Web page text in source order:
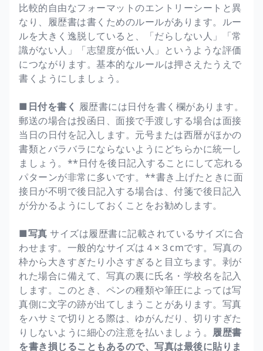
比較的自由なフォーマットのエントリーシートと異
なり、履歴書は書くためのルールがあります。ルー
ルを大きく逸脱していると、「だらしない人」「常
識がない人」「志望度が低い人」というような評価
につながります。基本的なルールは押さえたうえで
書くようにしましょう。
■日付を書く 履歴書には日付を書く欄があります。
郵送の場合は投函日、面接で手渡しする場合は面接
当日の日付を記入します。元号または西暦がほかの
書類とバラバラにならないようにどちらかに統一し
ましょう。**日付を後日記入することにして忘れる
パターンが非常に多いです。**書き上げたときに面
接日が不明で後日記入する場合は、付箋で後日記入
が分かるようにしておくことをお勧めします。
■写真 サイズは履歴書に記載されているサイズに合
わせます。一般的なサイズは４×３cmです。写真の
枠から大きすぎたり小さすぎると目立ちます。剥が
れた場合に備えて、写真の裏に氏名・学校名を記入
します。このとき、ペンの種類や筆圧によっては写
真側に文字の跡が出てしまうことがあります。写真
をハサミで切りとる際は、ゆがんだり、切りすぎた
りしないように細心の注意を払いましょう。 履歴書
を書き損じることもあるので、写真は最後に貼りま